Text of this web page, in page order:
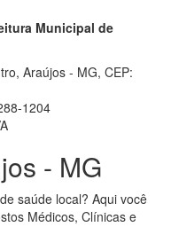
Municipal de
Araújos - MG, CEP:
1204
- MG
saúde local? Aqui você
Médicos, Clínicas e